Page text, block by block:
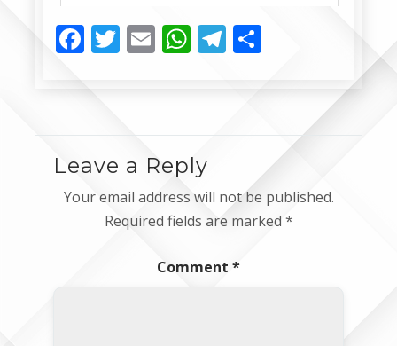
Facebook
Twitter
EmailWhatsApp
Telegram
Leave a Reply
Your email address will not be published.
Required fields are marked *
Comment *